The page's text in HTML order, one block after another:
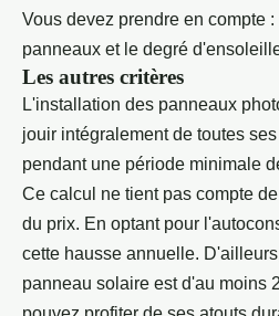
Vous devez prendre en compte
panneaux et le degré
Les autres critères
L'installation des panneaux
jouir intégralement de toutes
pendant une période minimale
Ce calcul ne tient pas compte
du prix. En optant pour
cette hausse annuelle.
panneau solaire est d'au moins